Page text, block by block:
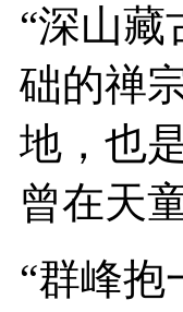
“深山藏
础的禅
地，也
曾在天
“群峰抱